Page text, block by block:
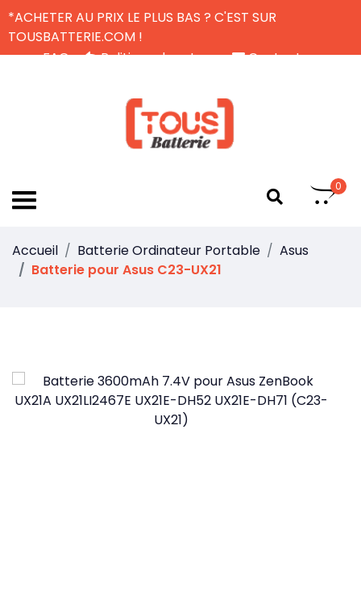
*ACHETER AU PRIX LE PLUS BAS ? C'EST SUR
TOUSBATTERIE.COM !
FAQ
Politique de retour
Contactez-nous
0
Accueil Batterie Ordinateur Portable
Asus
Batterie pour Asus C23-UX21